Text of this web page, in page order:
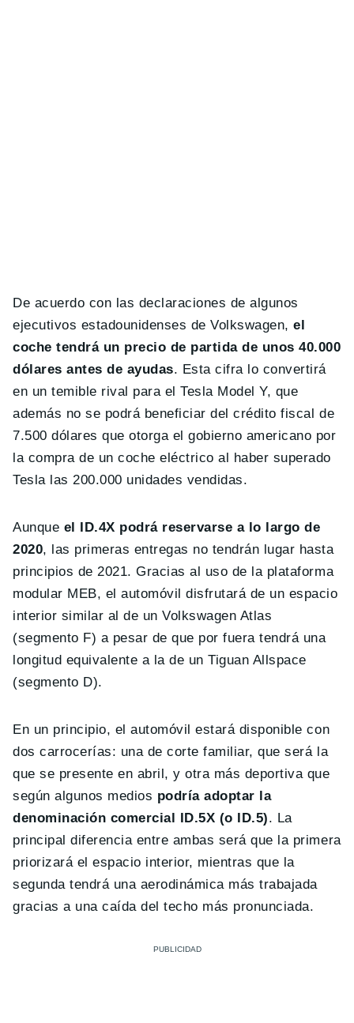
De acuerdo con las declaraciones de algunos
ejecutivos estadounidenses de Volkswagen,el
coche tendrá un precio de partida de unos 40.000
dólares antes de ayudas. Esta cifra lo convertirá
en un temible rival para el Tesla Model Y, que
además no se podrá beneficiar del crédito fiscal de
7.500 dólares que otorga el gobierno americano por
la compra de un coche eléctrico al haber superado
Tesla las 200.000 unidades vendidas.
Aunque el ID.4X podrá reservarse a lo largo de
2020, las primeras entregas no tendrán lugar hasta
principios de 2021. Gracias al uso de la plataforma
modular MEB, el automóvil disfrutará de un espacio
interior similar al de un Volkswagen Atlas
(segmento F) a pesar de que por fuera tendrá una
longitud equivalente a la de un Tiguan Allspace
(segmento D).
En un principio, el automóvil estará disponible con
dos carrocerías: una de corte familiar, que será la
que se presente en abril, y otra más deportiva que
según algunos medios podría adoptar la
denominación comercial ID.5X (o ID.5). La
principal diferencia entre ambas será que la primera
priorizará el espacio interior, mientras que la
segunda tendrá una aerodinámica más trabajada
gracias a una caída del techo más pronunciada.